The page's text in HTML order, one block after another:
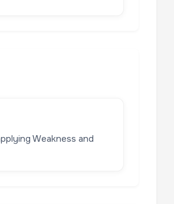
Weakness and